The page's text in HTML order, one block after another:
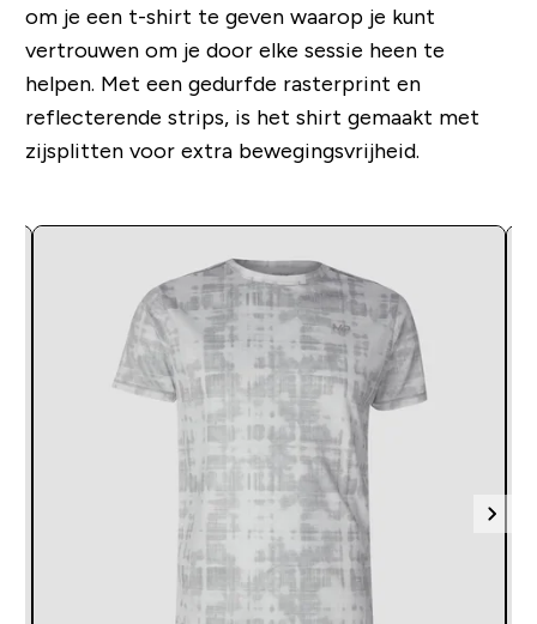
om je een t-shirt te geven waarop je kunt
vertrouwen om je door elke sessie heen te
helpen. Met een gedurfde rasterprint en
reflecterende strips, is het shirt gemaakt met
zijsplitten voor extra bewegingsvrijheid.